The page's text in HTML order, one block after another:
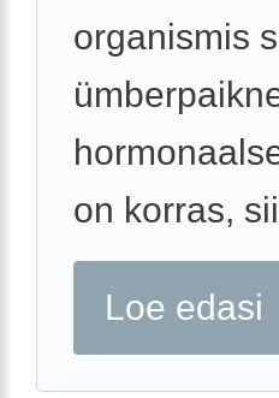
organismis
on korras,
Loe edasi